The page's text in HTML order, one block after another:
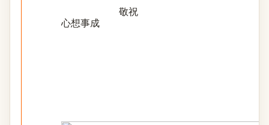
敬祝
心想事成